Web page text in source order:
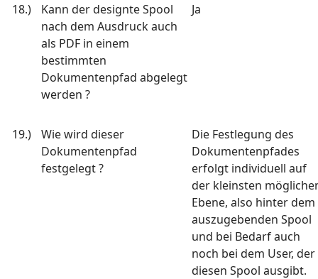
18.)
Kann der designte Spool
nach dem Ausdruck auch
als PDF in einem
bestimmten
Dokumentenpfad abgelegt
werden ?
Ja
19.)
Wie wird dieser
Dokumentenpfad
festgelegt ?
Die Festlegung des
Dokumentenpfades
erfolgt individuell auf
der kleinsten
Ebene, also hinter dem
auszugebenden Spool
und bei Bedarf auch
noch bei dem User, der
diesen Spool ausgibt.